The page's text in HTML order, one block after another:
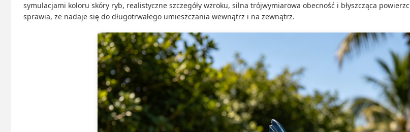
symulacjami koloru skóry ryb, realistyczne szczegóły wzroku, silna trójwymiarowa obecność i błyszcząca
sprawia, że nadaje się do długotrwałego umieszczania wewnątrz i na zewnątrz.